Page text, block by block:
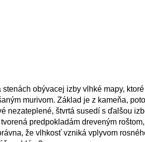
obývacej izby vlhké mapy,
murivom. Základ je z kameňa,
nezateplené, štvrtá susedí s ďalšou
predpokladám dreveným
že vlhkosť vzniká vplyvom